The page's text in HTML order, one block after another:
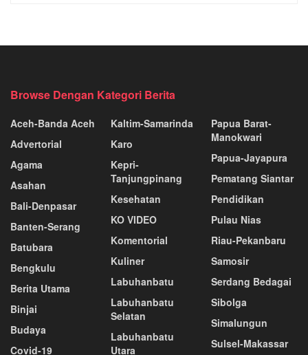
Browse Dengan Kategori Berita
Aceh-Banda Aceh
Advertorial
Agama
Asahan
Bali-Denpasar
Banten-Serang
Batubara
Bengkulu
Berita Utama
Binjai
Budaya
Covid-19
Kaltim-Samarinda
Karo
Kepri-
Tanjungpinang
Kesehatan
KO VIDEO
Komentorial
Kuliner
Labuhanbatu
Labuhanbatu
Selatan
Labuhanbatu
Utara
Papua Barat-
Manokwari
Papua-Jayapura
Pematang Siantar
Pendidikan
Pulau Nias
Riau-Pekanbaru
Samosir
Serdang Bedagai
Sibolga
Simalungun
Sulsel-Makassar